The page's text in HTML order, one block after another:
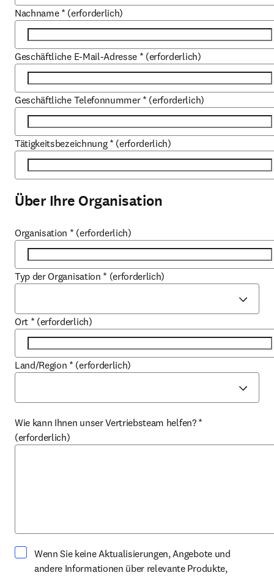
Nachname * (erforderlich)
Geschäftliche E-Mail-Adresse * (erforderlich)
Geschäftliche Telefonnummer * (erforderlich)
Tätigkeitsbezeichnung * (erforderlich)
Über Ihre Organisation
Organisation * (erforderlich)
Typ der Organisation * (erforderlich)
Ort * (erforderlich)
Land/Region * (erforderlich)
Wie kann Ihnen unser Vertriebsteam helfen? *
(erforderlich)
Wenn Sie keine Aktualisierungen, Angebote und
andere Informationen über relevante Produkte,